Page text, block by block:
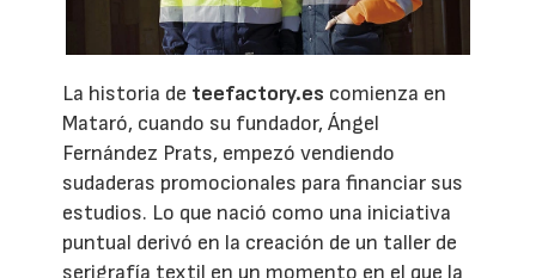
La historia de teefactory.es comienza en
Mataró, cuando su fundador, Ángel
Fernández Prats, empezó vendiendo
sudaderas promocionales para financiar sus
estudios. Lo que nació como una iniciativa
puntual derivó en la creación de un taller de
serigrafía textil en un momento en el que la